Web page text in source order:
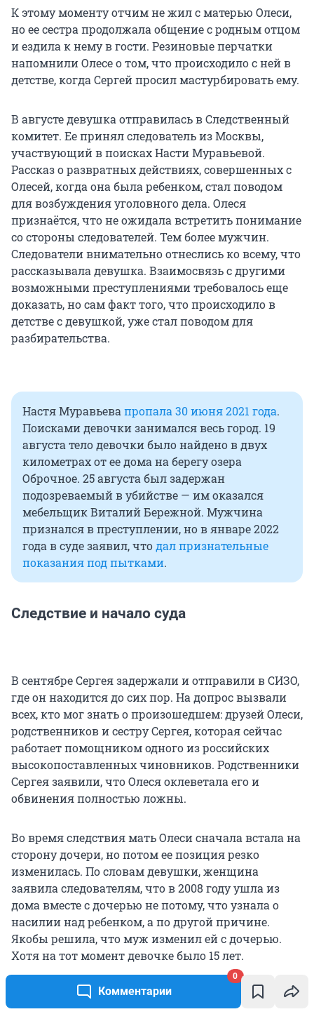
Комментарии
0
К этому моменту отчим не жил с матерью Олеси,
но ее сестра продолжала общение с родным отцом
и ездила к нему в гости. Резиновые перчатки
напомнили Олесе о том, что происходило с ней в
детстве, когда Сергей просил мастурбировать ему.
В августе девушка отправилась в Следственный
комитет. Ее принял следователь из Москвы,
участвующий в поисках Насти Муравьевой.
Рассказ о развратных действиях, совершенных с
Олесей, когда она была ребенком, стал поводом
для возбуждения уголовного дела. Олеся
признаётся, что не ожидала встретить понимание
со стороны следователей. Тем более мужчин.
Следователи внимательно отнеслись ко всему, что
рассказывала девушка. Взаимосвязь с другими
возможными преступлениями требовалось еще
доказать, но сам факт того, что происходило в
детстве с девушкой, уже стал поводом для
разбирательства.
Настя Муравьевапропала 30 июня 2021 года.
Поисками девочки занимался весь город. 19
августа тело девочки было найдено в двух
километрах от ее дома на берегу озера
Оброчное. 25 августа был задержан
подозреваемый в убийстве — им оказался
мебельщик Виталий Бережной. Мужчина
признался в преступлении, но в январе 2022
года в суде заявил, чтодал признательные
показания под пытками.
Следствие и начало суда
В сентябре Сергея задержали и отправили в СИЗО,
где он находится до сих пор. На допрос вызвали
всех, кто мог знать о произошедшем: друзей Олеси,
родственников и сестру Сергея, которая сейчас
работает помощником одного из российских
высокопоставленных чиновников. Родственники
Сергея заявили, что Олеся оклеветала его и
обвинения полностью ложны.
Во время следствия мать Олеси сначала встала на
сторону дочери, но потом ее позиция резко
изменилась. По словам девушки, женщина
заявила следователям, что в 2008 году ушла из
дома вместе с дочерью не потому, что узнала о
насилии над ребенком, а по другой причине.
Якобы решила, что муж изменил ей с дочерью.
Хотя на тот момент девочке было 15 лет.